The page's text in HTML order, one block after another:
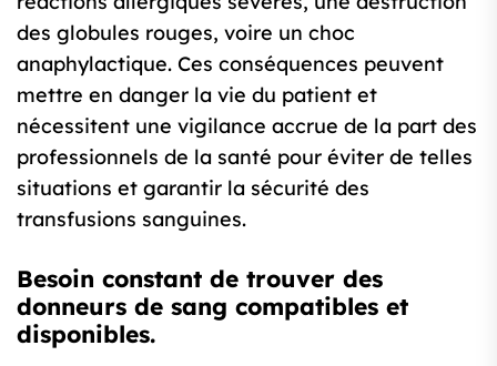
des globules rouges, voire un choc
anaphylactique. Ces conséquences peuvent
mettre en danger la vie du patient et
nécessitent une vigilance accrue de la part des
professionnels de la santé pour éviter de telles
situations et garantir la sécurité des
transfusions sanguines.
Besoin constant de trouver des
donneurs de sang compatibles et
disponibles.